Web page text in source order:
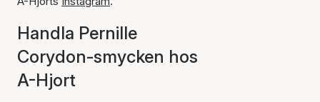
Handla Pernille
Corydon-smycken hos
A-Hjort